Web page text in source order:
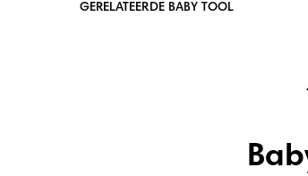
GERELATEERDE BABY TOOL